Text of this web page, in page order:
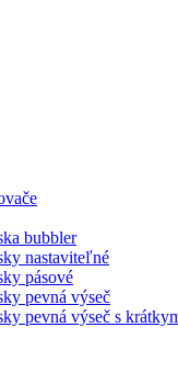
bubbler
nastaviteľné
pásové
pevná výseč
pevná výseč s